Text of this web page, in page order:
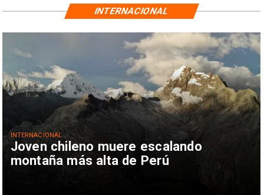
Joven chileno muere escalando
montaña más alta de Perú
INTERNACIONAL
INTERNACIONAL